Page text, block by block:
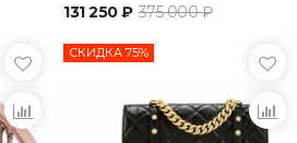
131 250 ₽ 375 000 ₽
СКИДКА 75%